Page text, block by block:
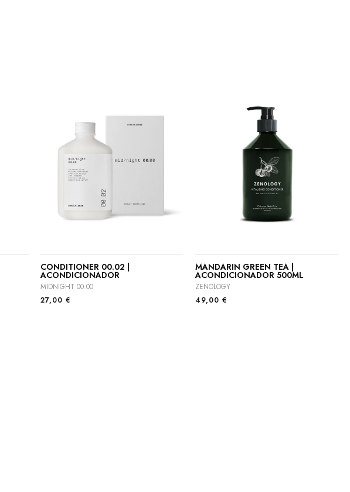
CONDITIONER 00.02 |
ACONDICIONADOR
MIDNIGHT 00.00
27,00 €
MANDARIN GREEN TEA |
ACONDICIONADOR 500ML
ZENOLOGY
49,00 €